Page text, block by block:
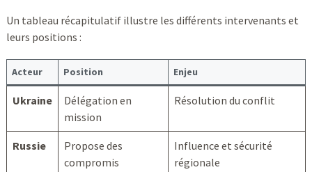
Un tableau récapitulatif illustre les différents intervenants et
leurs positions :
Acteur Position Enjeu
Ukraine
Délégation en
mission
Résolution du conflit
Russie
Propose des
compromis
Influence et sécurité
régionale